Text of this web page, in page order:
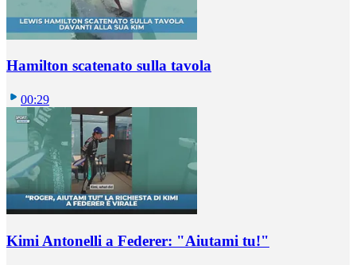
Hamilton scatenato sulla tavola
00:29
Kimi Antonelli a Federer: "Aiutami tu!"